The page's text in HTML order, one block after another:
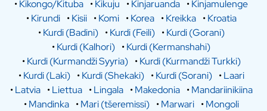
•Kikongo/Kituba •Kikuju •Kinjaruanda •Kinjamulenge
•Kirundi •Kisii •Komi •Korea •Kreikka •Kroatia
•Kurdi (Badini) •Kurdi (Feili) •Kurdi (Gorani)
•Kurdi (Kalhori) •Kurdi (Kermanshahi)
•Kurdi (Kurmandži Syyria) •Kurdi (Kurmandži Turkki)
•Kurdi (Laki) •Kurdi (Shekaki) •Kurdi (Sorani) •Laari
•Latvia •Liettua •Lingala •Makedonia •Mandariinikiina
•Mandinka •Mari (tšeremissi) •Marwari •Mongoli